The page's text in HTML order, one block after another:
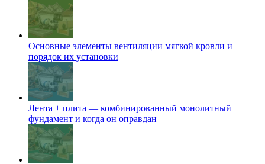
Основные элементы вентиляции мягкой кровли и
порядок их установки
Лента + плита — комбинированный монолитный
фундамент и когда он оправдан